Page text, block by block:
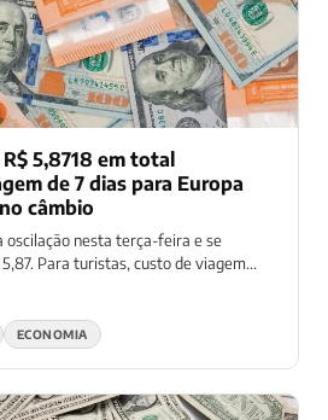
5,8718 em total
de 7 dias para Europa
câmbio
oscilação nesta terça-feira e se
Para turistas, custo de viagem...
ECONOMIA